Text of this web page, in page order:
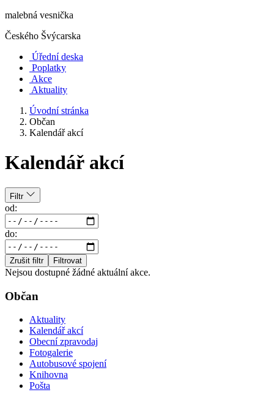
malebná vesnička
Českého Švýcarska
Úřední deska
Poplatky
Akce
Aktuality
Úvodní stránka
Občan
Kalendář akcí
Kalendář akcí
Filtr
od:
do:
Zrušit filtr Filtrovat
Nejsou dostupné žádné aktuální akce.
Občan
Aktuality
Kalendář akcí
Obecní zpravodaj
Fotogalerie
Autobusové spojení
Knihovna
Pošta